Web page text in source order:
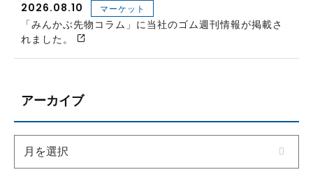
2026.08.10 マーケット
「みんかぶ先物コラム」に当社のゴム週刊情報が掲載さ
れました。
アーカイブ